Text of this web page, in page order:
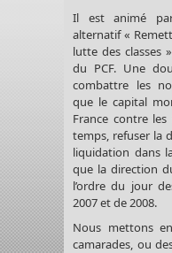
Il est animé
alternatif «
lutte des classes
du PCF. Une
combattre les
que le capital
France contre
temps, refuser la
liquidation dans
que la direction
l’ordre du jour
2007 et de 2008.
Nous mettons
camarades, ou